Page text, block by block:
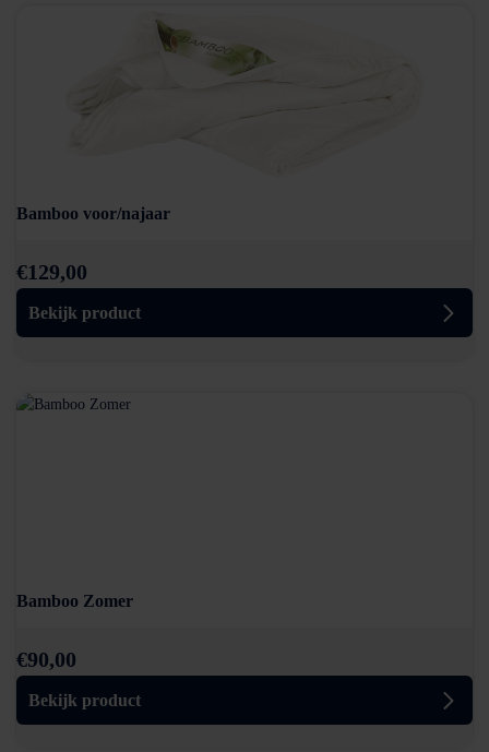
Bamboo voor/najaar
€129,00
Bekijk product
Bamboo Zomer
€90,00
Bekijk product